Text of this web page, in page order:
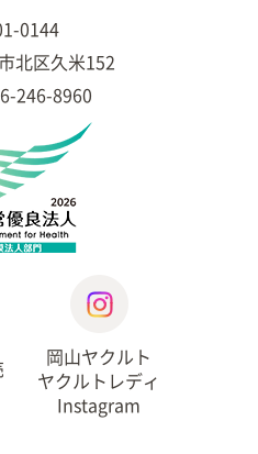
0144
北区久米152
246-8960
岡山ヤクルト
ヤクルトレディ
Instagram